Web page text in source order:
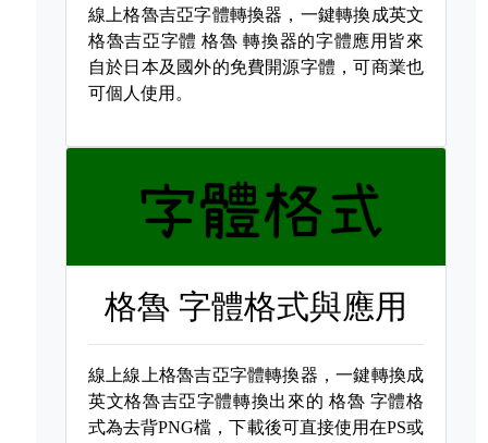
線上格魯吉亞字體轉換器，一鍵轉換成英文
格魯吉亞字體格魯 轉換器的字體應用皆來
自於日本及國外的免費開源字體，可商業也
可個人使用。
格魯 字體格式與應用
線上線上格魯吉亞字體轉換器，一鍵轉換成
英文格魯吉亞字體轉換出來的 格魯 字體格
式為去背PNG檔，下載後可直接使用在PS或